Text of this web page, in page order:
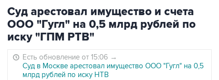
Суд арестовал имущество и счета
ООО "Гугл" на 0,5 млрд рублей по
иску "ГПМ РТВ"
Есть обновление от 15:06 →
Суд в Москве арестовал имущество ООО "Гугл" на 0,5
млрд рублей по иску НТВ